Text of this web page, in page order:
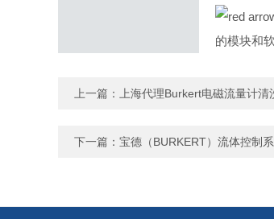
的模块和
上一篇： 上海代理Burkert电磁流量计
下一篇： 宝德（BURKERT）流体控制